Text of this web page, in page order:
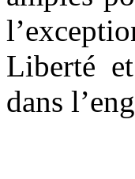
Liberté
dans